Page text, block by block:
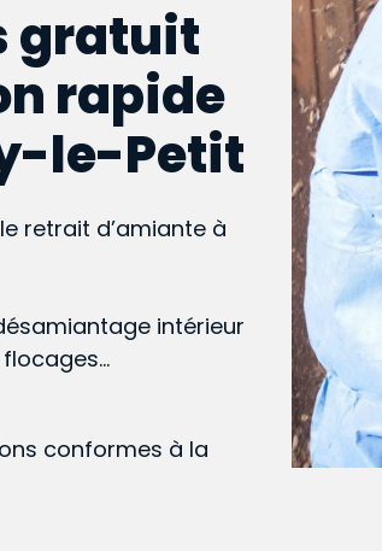
gratuit
rapide
le-Petit
retrait d’amiante à
intérieur
conformes à la